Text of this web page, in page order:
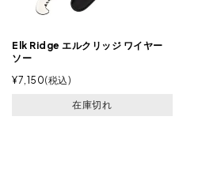
Elk Ridge エルクリッジ ワイヤー
ソー
¥7,150 税込
在庫切れ